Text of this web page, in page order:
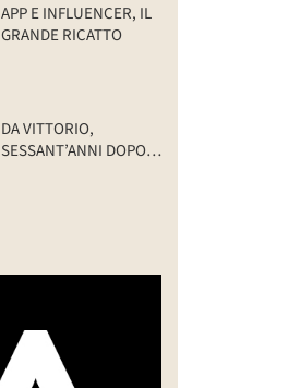
APP E INFLUENCER, IL
GRANDE RICATTO
DA VITTORIO,
SESSANT’ANNI DOPO: